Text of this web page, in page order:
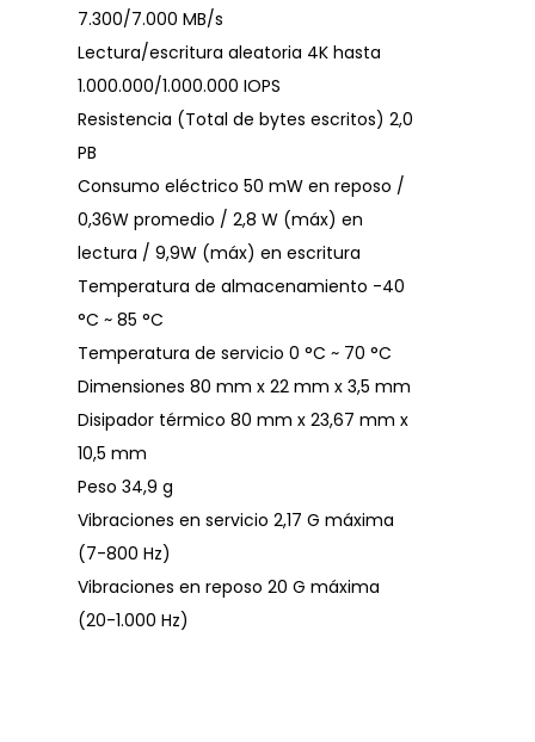
7.300/7.000 MB/s
Lectura/escritura aleatoria 4K hasta
1.000.000/1.000.000 IOPS
Resistencia (Total de bytes escritos) 2,0
PB
Consumo eléctrico 50 mW en reposo /
0,36W promedio / 2,8 W (máx) en
lectura / 9,9W (máx) en escritura
Temperatura de almacenamiento -40
°C ~ 85 °C
Temperatura de servicio 0 °C ~ 70 °C
Dimensiones 80 mm x 22 mm x 3,5 mm
Disipador térmico 80 mm x 23,67 mm x
10,5 mm
Peso 34,9 g
Vibraciones en servicio 2,17 G máxima
(7-800 Hz)
Vibraciones en reposo 20 G máxima
(20-1.000 Hz)